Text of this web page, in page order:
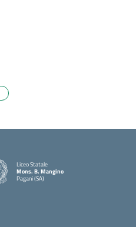
Liceo Statale
Mons. B. Mangino
Pagani (SA)
— Visita la pagina iniziale della scuola